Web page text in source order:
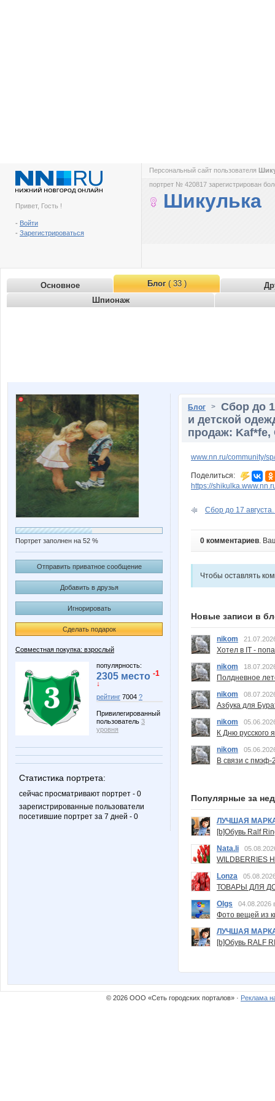
Привет, Гость !
- Войти
- Зарегистрироваться
Персональный сайт пользователя
портрет № 420817 зарегистрирован
Шикулька
Основное Блог( 33 )
Шпионаж
Портрет заполнен на 52 %
Отправить приватное сообщение
Добавить в друзья
Игнорировать
Сделать подарок
Совместная покупка: взрослый
популярность:
2305 место -1
↓
рейтинг 7004 ?
Привилегированный
пользователь 3
уровня
Статистика портрета:
сейчас просматривают портрет - 0
зарегистрированные пользователи
посетившие портрет за 7 дней - 0
Блог > Сбор до
и детской
продаж: Kaf*fe,
www.nn.ru/community/
Поделиться:
https://
Сбор до 17
0 комментариев.
Чтобы оставлять
Новые записи в
nikom
Хотел в IT -
nikom
Полдневное
nikom
Азбука для
nikom
К Дню русского
nikom
В связи с пмэф-
Популярные за
ЛУЧШАЯ
[b]Обувь Ralf
Nata.li
Lonza
ТОВАРЫ ДЛЯ
Olgs
04.08.2026
Фото вещей из
ЛУЧШАЯ
[b]Обувь RALF
© 2026 ООО «Сеть городских порталов» · Реклама